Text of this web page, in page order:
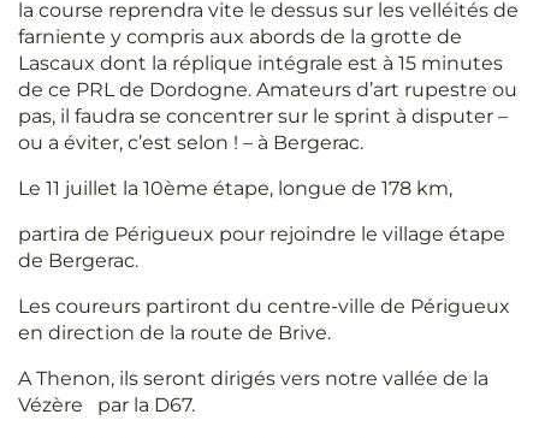
la course reprendra vite le dessus sur les velléités de
farniente y compris aux abords de la grotte de
Lascaux dont la réplique intégrale est à 15 minutes
de ce PRL de Dordogne. Amateurs d’art rupestre ou
pas, il faudra se concentrer sur le sprint à disputer –
ou a éviter, c’est selon ! – à Bergerac.
Le 11 juillet la 10ème étape, longue de 178 km,
partira de Périgueux pour rejoindre le village étape
de Bergerac.
Les coureurs partiront du centre-ville de Périgueux
en direction de la route de Brive.
A Thenon, ils seront dirigés vers notre vallée de la
Vézère par la D67.